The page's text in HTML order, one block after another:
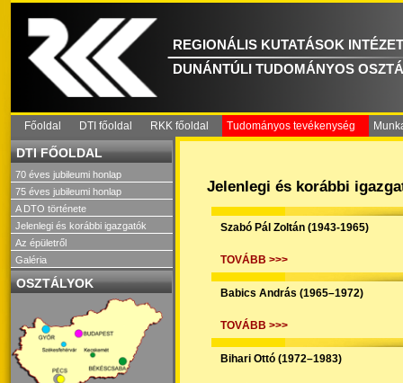
REGIONÁLIS KUTATÁSOK
DUNÁNTÚLI TUDOMÁNYOS
Főoldal DTI főoldal RKK főoldal Tudományos tevékenység
DTI FŐOLDAL
70 éves jubileumi honlap
75 éves jubileumi honlap
A DTO története
Jelenlegi és korábbi igazgatók
Az épületről
Galéria
OSZTÁLYOK
Jelenlegi és korábbi
Szabó Pál Zoltán (1943-1965)
TOVÁBB >>>
Babics András (1965–1972)
TOVÁBB >>>
Bihari Ottó (1972–1983)